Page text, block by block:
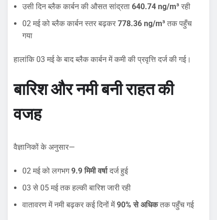
उसी दिन ब्लैक कार्बन की औसत सांद्रता 640.74 ng/m³ रही
02 मई को ब्लैक कार्बन स्तर बढ़कर 778.36 ng/m³ तक पहुँच
गया
हालांकि 03 मई के बाद ब्लैक कार्बन में कमी की प्रवृत्ति दर्ज की गई।
बारिश और नमी बनी राहत की
वजह
वैज्ञानिकों के अनुसार—
02 मई को लगभग9.9 मिमी वर्षादर्ज हुई
03 से 05 मई तक हल्की बारिश जारी रही
वातावरण में नमी बढ़कर कई दिनों में90% से अधिकतक पहुँच गई